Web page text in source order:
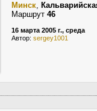
Минск,
Маршрут 46
16 марта 2005 г., среда
Автор: sergey1001